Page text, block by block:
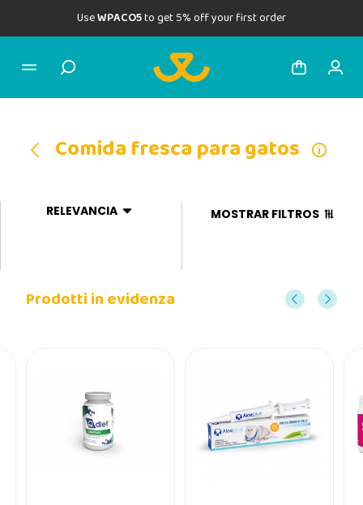
UseWPACO5to get 5% off your first order
Comida fresca para gatos
RELEVANCIA MOSTRAR FILTROS
Prodotti in evidenza